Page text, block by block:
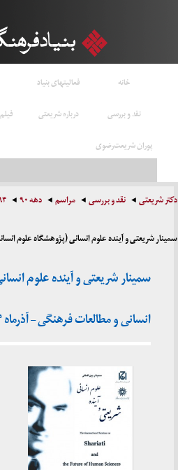
خانه فعالیتهای بنیاد
نقد و بررسی
درباره شریعتی
پوران شریعت‌رضوی
دکتر شریعتی نقد و بررسی مراسم دهه ۹۰
سمینار شریعتی و آینده علوم انسانی (پژوهشگاه علوم انسانی
سمینار شریعتی و آینده علوم
انسانی و مطالعات فرهنگی – آذرماه ۱۳۹۴)